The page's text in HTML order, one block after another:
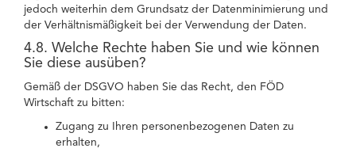
jedoch weiterhin dem Grundsatz der Datenminimierung und
der Verhältnismäßigkeit bei der Verwendung der Daten.
4.8. Welche Rechte haben Sie und wie können
Sie diese ausüben?
Gemäß der DSGVO haben Sie das Recht, den FÖD
Wirtschaft zu bitten:
Zugang zu Ihren personenbezogenen Daten zu
erhalten,